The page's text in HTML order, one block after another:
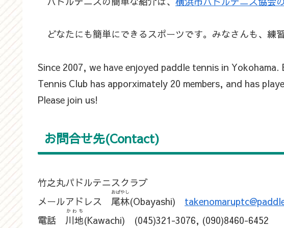
どなたにも簡単にできるスポーツです。みなさんも、練
Since 2007, we have enjoyed paddle tennis in
Tennis Club has apporximately 20 members, and has
Please join us!
お問合せ先(Contact)
竹之丸パドルテニスクラブ
メールアドレス 尾林
おばやし
(Obayashi)
電話 川地
かわち
(Kawachi) (045)321-3076, (090)8460-6452